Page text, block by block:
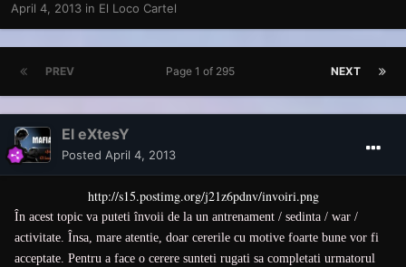
April 4, 2013 in El Loco Cartel
PREV NEXT
Page 1 of 295
El eXtesY
Posted April 4, 2013
http://s15.postimg.org/j21z6pdnv/invoiri.png
În acest topic va puteti învoii de la un antrenament / sedinta / war /
activitate. Însa, mare atentie, doar cererile cu motive foarte bune vor fi
acceptate. Pentru a face o cerere sunteti rugati sa completati urmatorul